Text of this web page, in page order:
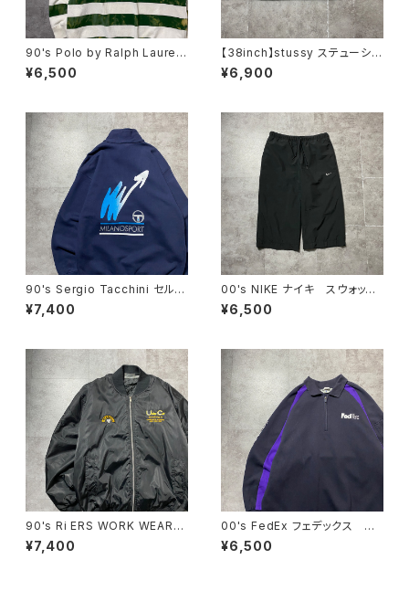
90's Polo by Ralph Lauren
ポロバイラルフローレン 刺繍×
ワッペン ボーダー ラガーシ
¥6,500
【38inch】stussy ステューシ
ー ジッパーフライ SSリン
ク 刺繍ロゴ ネイビー クロ
¥6,900
90's Sergio Tacchini セルジ
オタッキーニ 刺繍ワンポイン
ト ハーフジップ バックプリン
¥7,400
00's NIKE ナイキ スウォッシ
ュ 刺繍ロゴ クロップド丈
ブラック 黒 ナイロンショー
¥6,500
90's Ri ERS WORK WEAR
刺繍企業ロゴ ブラック 黒
中綿 ma-1ジャケット
¥7,400
00's FedEx フェデックス ハ
ーフジップ ワンポイント プリ
ント スウェット トレーナー
¥6,500